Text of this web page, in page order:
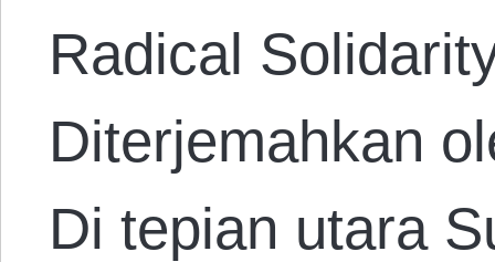
Radical
Diterjemahkan
Di tepian utara